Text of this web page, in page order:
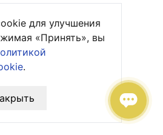
для улучшения
«Принять», вы
.